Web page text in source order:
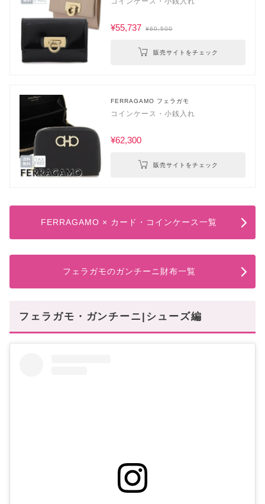
¥55,737 ¥60,500
販売サイトをチェック
FERRAGAMO フェラガモ
コインケース・小銭入れ
¥62,300
販売サイトをチェック
FERRAGAMO × カード・コインケース一覧
フェラガモのガンチーニ財布一覧
フェラガモ・ガンチーニ|シューズ編